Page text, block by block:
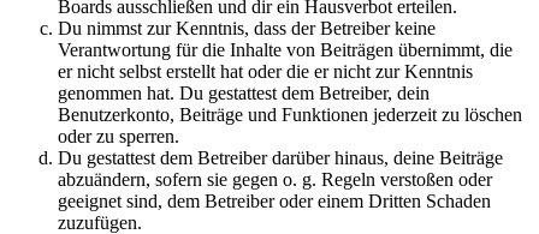
Boards ausschließen und dir ein Hausverbot erteilen.
Du nimmst zur Kenntnis, dass der Betreiber keine
Verantwortung für die Inhalte von Beiträgen übernimmt, die
er nicht selbst erstellt hat oder die er nicht zur Kenntnis
genommen hat. Du gestattest dem Betreiber, dein
Benutzerkonto, Beiträge und Funktionen jederzeit zu löschen
oder zu sperren.
Du gestattest dem Betreiber darüber hinaus, deine Beiträge
abzuändern, sofern sie gegen o. g. Regeln verstoßen oder
geeignet sind, dem Betreiber oder einem Dritten Schaden
zuzufügen.